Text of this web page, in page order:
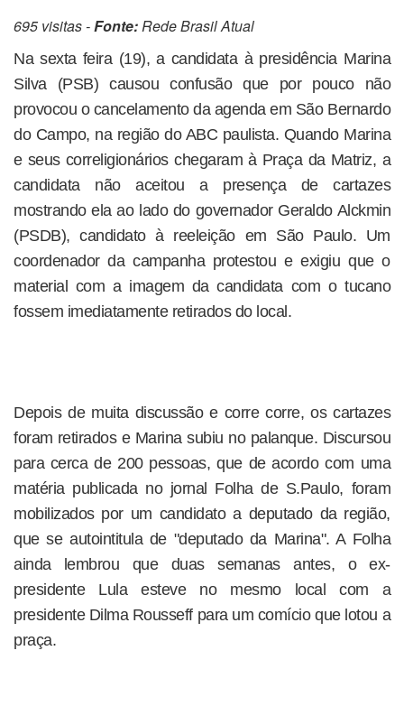
695 visitas -Fonte:Rede Brasil Atual
Na sexta feira (19), a candidata à presidência Marina
Silva (PSB) causou confusão que por pouco não
provocou o cancelamento da agenda em São Bernardo
do Campo, na região do ABC paulista. Quando Marina
e seus correligionários chegaram à Praça da Matriz, a
candidata não aceitou a presença de cartazes
mostrando ela ao lado do governador Geraldo Alckmin
(PSDB), candidato à reeleição em São Paulo. Um
coordenador da campanha protestou e exigiu que o
material com a imagem da candidata com o tucano
fossem imediatamente retirados do local.
Depois de muita discussão e corre corre, os cartazes
foram retirados e Marina subiu no palanque. Discursou
para cerca de 200 pessoas, que de acordo com uma
matéria publicada no jornal Folha de S.Paulo, foram
mobilizados por um candidato a deputado da região,
que se autointitula de "deputado da Marina". A Folha
ainda lembrou que duas semanas antes, o ex-
presidente Lula esteve no mesmo local com a
presidente Dilma Rousseff para um comício que lotou a
praça.